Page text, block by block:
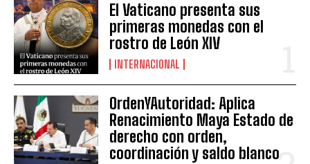
El Vaticano presenta sus
primeras monedas con el
rostro de León XIV
INTERNACIONAL
OrdenYAutoridad: Aplica
Renacimiento Maya Estado de
derecho con orden,
coordinación y saldo blanco